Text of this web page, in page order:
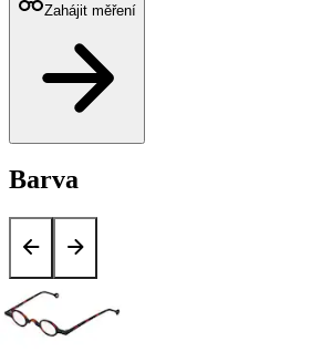
Zahájit měření
Barva